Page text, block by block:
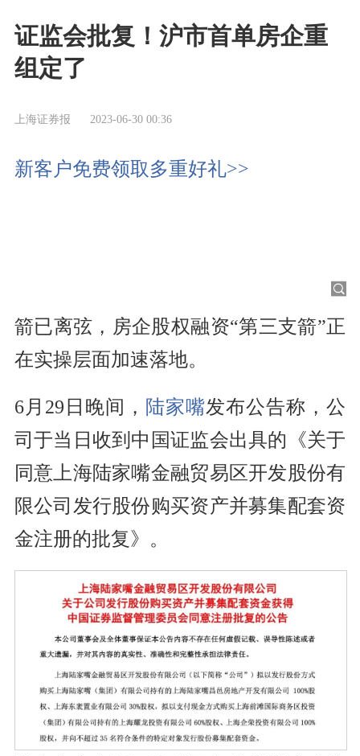
证监会批复！沪市首单房企重
组定了
上海证券报 2023-06-30 00:36
新客户免费领取多重好礼>>
箭已离弦，房企股权融资“第三支箭”正
在实操层面加速落地。
6月29日晚间， 陆家嘴发布公告称，公
司于当日收到中国证监会出具的《关于
同意上海陆家嘴金融贸易区开发股份有
限公司发行股份购买资产并募集配套资
金注册的批复》。